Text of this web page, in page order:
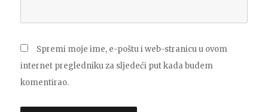
Spremi moje ime, e-poštu i web-stranicu u ovom
internet pregledniku za sljedeći put kada budem
komentirao.